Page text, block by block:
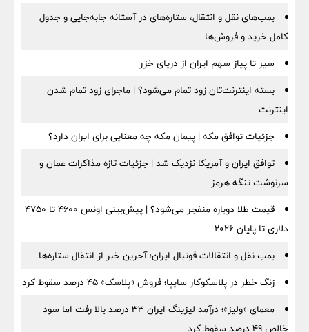
بمب‌های نقل و انتقال، ستاره‌های در آستانه جابه‌جایی و جدول
کامل خرید و فروش‌ها
سیر تا پیاز سهم ایران از دریای خزر
بسته اینترنت‌تان زود تمام می‌شود؟ | ماجرای زود تمام شدن
اینترنت
جزئیات توافق مکه | پیمان مکه چه معنایی برای ایران دارد؟
توافق ایران و آمریکا نزدیک شد | جزئیات تازه مذاکرات عمان و
سرنوشت تنگه هرمز
قیمت طلا دوباره منفجر می‌شود؟ | پیش‌بینی اونس ۴۶۰۰ تا ۴۷۵۰
دلاری تا پایان ۲۰۲۶
بمب نقل‌ و انتقالات فوتبال ایران؛ آخرین خبر از انتقال ستاره‌ها
زنگ خطر در پلاسکوکار سایپا؛ فروش «پلاسک» ۴۵ درصد سقوط کرد
معمای «ولیز»؛ درآمد لیزینگ ایران ۳۳ درصد بالا رفت اما سود
خالص ۴۹ درصد سقوط کرد